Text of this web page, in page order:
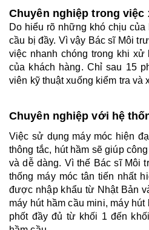
Chuyên nghiệp trong
Do hiểu rõ những khó chịu
cầu bị đầy. Vì vậy Bác sĩ Môi
việc nhanh chóng trong khi xử
của khách hàng. Chỉ sau 15
viên kỹ thuật xuống kiểm tra và
Chuyên nghiệp với hệ
Việc sử dụng máy móc hiện
thông tắc, hút hầm sẽ giúp
và dễ dàng. Vì thế Bác sĩ Môi
thống máy móc tân tiến nhất
được nhập khẩu từ Nhật Bản
máy hút hầm cầu mini, máy
phốt đầy đủ từ khối 1 đến